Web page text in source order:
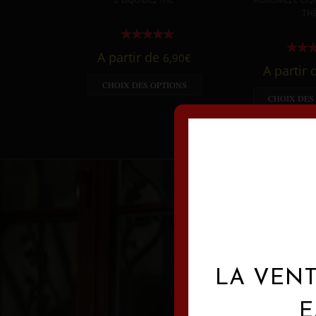
A partir de 6,90€
CHOIX DES OPTIONS
A partir
CHOIX DES
LA